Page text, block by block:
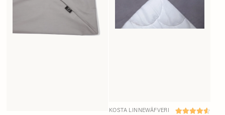
KOSTA LINNEWÄFVERI